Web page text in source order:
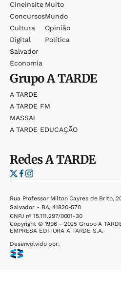
Cineinsite
Concursos
Cultura
Digital
Salvador
Economia
Muito
Mundo
Opinião
Política
GrupoA TARDE
A TARDE
A TARDE FM
MASSA!
A TARDE EDUCAÇÃO
RedesA TARDE
Rua Professor Milton Cayres de Brito,
Salvador - BA, 41820-570
CNPJ nº 15.111.297/0001-30
Copyright © 1996 - 2025 Grupo A
EMPRESA EDITORA A TARDE S.A.
Desenvolvido por: